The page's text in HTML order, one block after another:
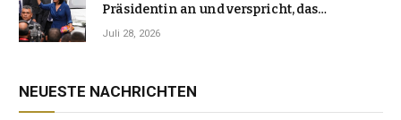
Präsidentin an und verspricht, das
Jahrzehnt der Instabilität zu beenden
Juli 28, 2026
NEUESTE NACHRICHTEN